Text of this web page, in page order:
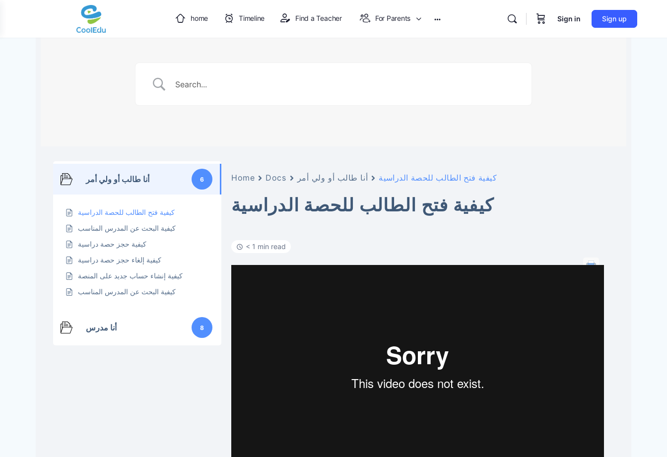
home Timeline Find a Teacher For Parents Sign in Sign up
أنا طالب أو ولي أمر 6
كيفية فتح الطالب للحصة الدراسية
كيفية البحث عن المدرس المناسب
كيفية حجز حصة دراسية
كيفية إلغاء حجز حصة دراسية
كيفية إنشاء حساب جديد على المنصة
كيفية البحث عن المدرس المناسب
أنا مدرس 8
Home Docs أنا طالب أو ولي أمر كيفية فتح الطالب للحصة الدراسية
كيفية فتح الطالب للحصة الدراسية
< 1 min read